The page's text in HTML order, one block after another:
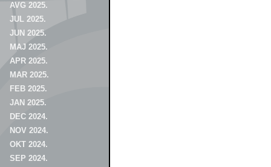
AVG 2025.
JUL 2025.
JUN 2025.
MAJ 2025.
APR 2025.
MAR 2025.
FEB 2025.
JAN 2025.
DEC 2024.
NOV 2024.
OKT 2024.
SEP 2024.